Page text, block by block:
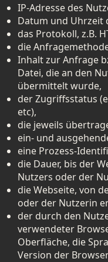
IP-Adresse des
Datum und Uhrzeit
das Protokoll, z.B.
die Anfragemethode
Inhalt zur Anfrage
Datei, die an den
übermittelt wurde,
der Zugriffsstatus
etc),
die jeweils
ein- und
eine Prozess-
die Dauer, bis der
Nutzers oder der
die Webseite, von
oder der Nutzerin
der durch den
verwendeter
Oberfläche, die
Version der